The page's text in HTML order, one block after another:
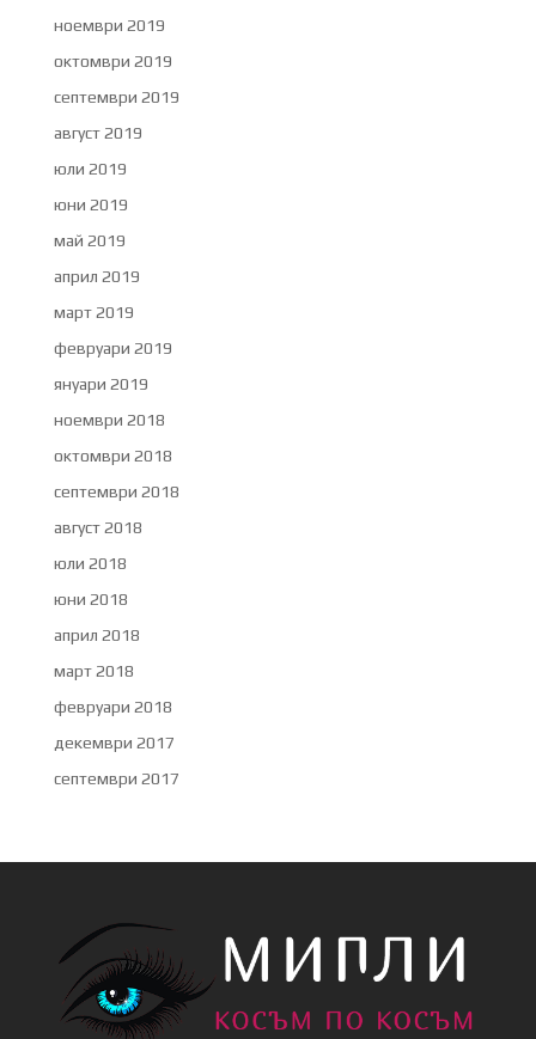
ноември 2019
октомври 2019
септември 2019
август 2019
юли 2019
юни 2019
май 2019
април 2019
март 2019
февруари 2019
януари 2019
ноември 2018
октомври 2018
септември 2018
август 2018
юли 2018
юни 2018
април 2018
март 2018
февруари 2018
декември 2017
септември 2017